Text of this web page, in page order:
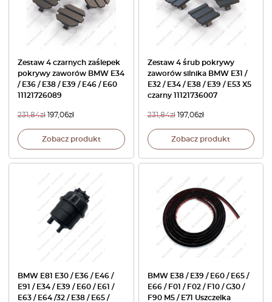
Zestaw 4 czarnych zaślepek
pokrywy zaworów BMW E34
/ E36 / E38 / E39 / E46 / E60
11121726089
231,84zł 197,06zł
Zobacz produkt
Zestaw 4 śrub pokrywy
zaworów silnika BMW E31 /
E32 / E34 / E38 / E39 / E53 X5
czarny 11121736007
231,84zł 197,06zł
Zobacz produkt
BMW E81 E30 / E36 / E46 /
E91 / E34 / E39 / E60 / E61 /
E63 / E64 /32 / E38 / E65 /
BMW E38 / E39 / E60 / E65 /
E66 / F01 / F02 / F10 / G30 /
F90 M5 / E71 Uszczelka